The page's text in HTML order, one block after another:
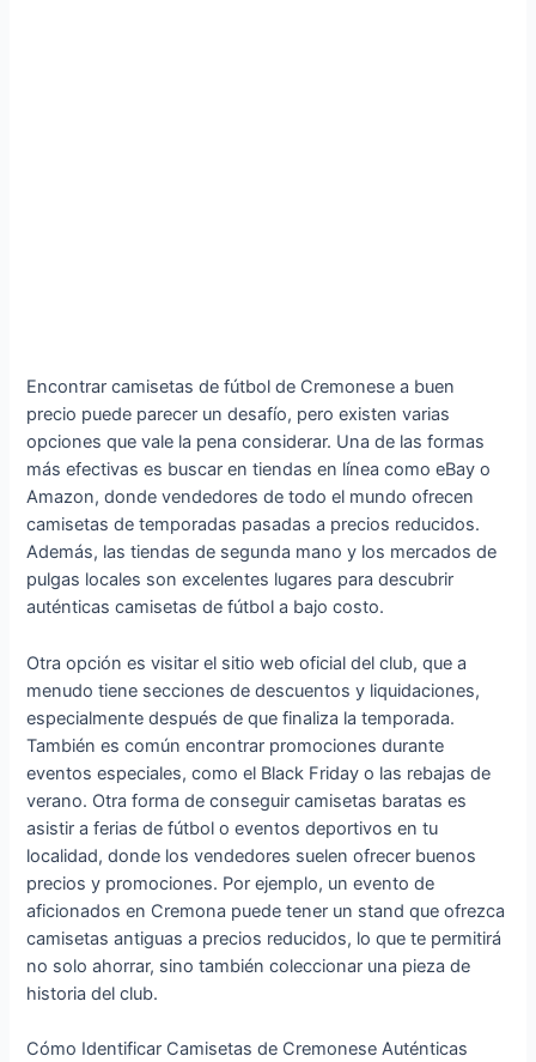
Encontrar camisetas de fútbol de Cremonese a buen
precio puede parecer un desafío, pero existen varias
opciones que vale la pena considerar. Una de las formas
más efectivas es buscar en tiendas en línea como eBay o
Amazon, donde vendedores de todo el mundo ofrecen
camisetas de temporadas pasadas a precios reducidos.
Además, las tiendas de segunda mano y los mercados de
pulgas locales son excelentes lugares para descubrir
auténticas camisetas de fútbol a bajo costo.
Otra opción es visitar el sitio web oficial del club, que a
menudo tiene secciones de descuentos y liquidaciones,
especialmente después de que finaliza la temporada.
También es común encontrar promociones durante
eventos especiales, como el Black Friday o las rebajas de
verano. Otra forma de conseguir camisetas baratas es
asistir a ferias de fútbol o eventos deportivos en tu
localidad, donde los vendedores suelen ofrecer buenos
precios y promociones. Por ejemplo, un evento de
aficionados en Cremona puede tener un stand que ofrezca
camisetas antiguas a precios reducidos, lo que te permitirá
no solo ahorrar, sino también coleccionar una pieza de
historia del club.
Cómo Identificar Camisetas de Cremonese Auténticas